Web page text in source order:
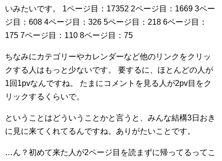
いみたいです。
1ページ目：17352 2ページ目：1669 3ペー
ジ目：608 4ページ目：326 5ページ目：218 6ページ目：
175 7ページ目：110 8ページ目：75
ちなみにカテゴリーやカレンダーなど他のリンクをクリッ
クする人はもっと少ないです。
要するに、ほとんどの人が
1回1pvなんですね。
たまにコメントを見る人が2pv目をク
リックするくらいで。
ということはどういうことかと言うと、みんな結構3日おき
に見に来てくれてるんですね。ありがたいことです。
…ん？初めて来た人が2ページ目を読まずに帰ってるってこ